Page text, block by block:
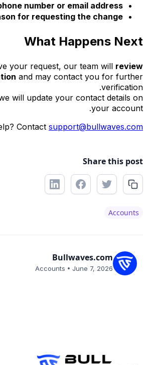
number or email address
for requesting the change
What Happens Next
your request, our team will review
and may contact you for further
verification.
will update your contact details on
your account.
Contact support@bullwaves.com
Share this post
Accounts
Bullwaves.com
June 7, 2026
•
Accounts